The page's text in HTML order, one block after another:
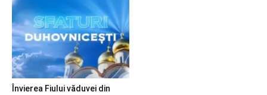
Învierea Fiului văduvei din